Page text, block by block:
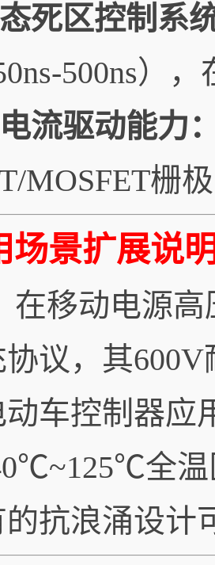
死区控制系
500ns）
流驱动能力
MOSFET栅
场景扩展说
动电源高压
议，其
动车控制器应
全温
抗浪涌设计